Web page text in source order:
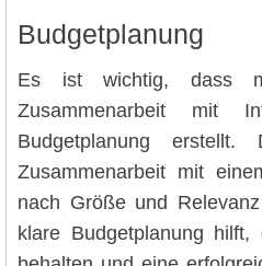
Budgetplanung
Es ist wichtig, dass
Zusammenarbeit mit
Budgetplanung
Zusammenarbeit mit
nach Größe und
klare Budgetplanung